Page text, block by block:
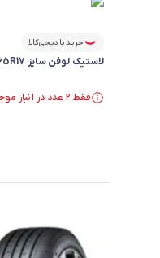
خرید با دیجی‌کالا
لاستیک لوفن سایز 225/65R17 گل S FIT AS LH01 - دو حلقه
فقط ۲ عدد در انبار موجود است.